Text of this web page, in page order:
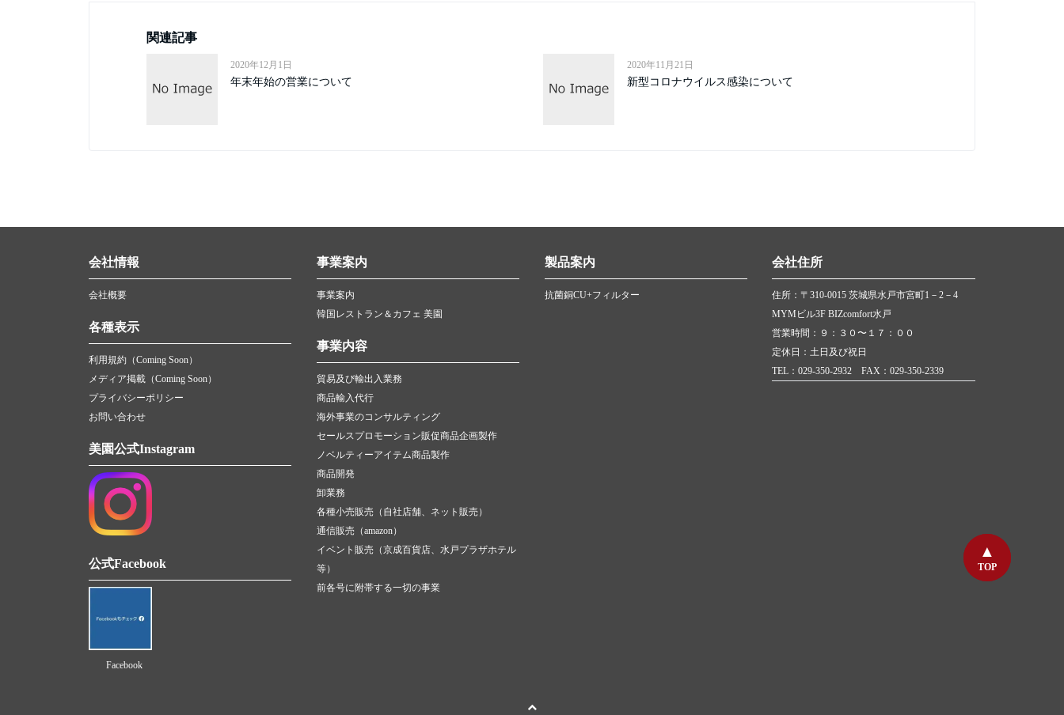
関連記事
2020年12月1日
年末年始の営業について
2020年11月21日
新型コロナウイルス感染について
TOP
TOP
会社情報
会社概要
各種表示
利用規約（Coming Soon）
メディア掲載（Coming Soon）
プライバシーポリシー
お問い合わせ
美園公式Instagram
公式Facebook
Facebook
事業案内
事業案内
韓国レストラン＆カフェ 美園
事業内容
貿易及び輸出入業務
商品輸入代行
海外事業のコンサルティング
セールスプロモーション販促商品企画製作
ノベルティーアイテム商品製作
商品開発
卸業務
各種小売販売（自社店舗、ネット販売）
通信販売（amazon）
イベント販売（京成百貨店、水戸プラザホテル
等）
前各号に附帯する一切の事業
製品案内
抗菌銅CU+フィルター
会社住所
住所：〒310-0015 茨城県水戸市宮町1－2－4
MYMビル3F BIZcomfort水戸
営業時間：９：３０〜１７：００
定休日：土日及び祝日
TEL：029-350-2932 FAX：029-350-2339